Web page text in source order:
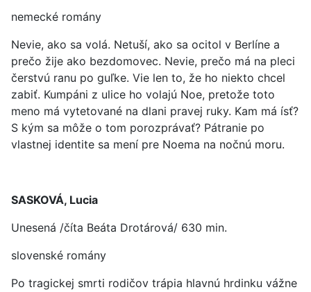
nemecké romány
Nevie, ako sa volá. Netuší, ako sa ocitol v Berlíne a
prečo žije ako bezdomovec. Nevie, prečo má na pleci
čerstvú ranu po guľke. Vie len to, že ho niekto chcel
zabiť. Kumpáni z ulice ho volajú Noe, pretože toto
meno má vytetované na dlani pravej ruky. Kam má ísť?
S kým sa môže o tom porozprávať? Pátranie po
vlastnej identite sa mení pre Noema na nočnú moru.
SASKOVÁ, Lucia
Unesená /číta Beáta Drotárová/ 630 min.
slovenské romány
Po tragickej smrti rodičov trápia hlavnú hrdinku vážne